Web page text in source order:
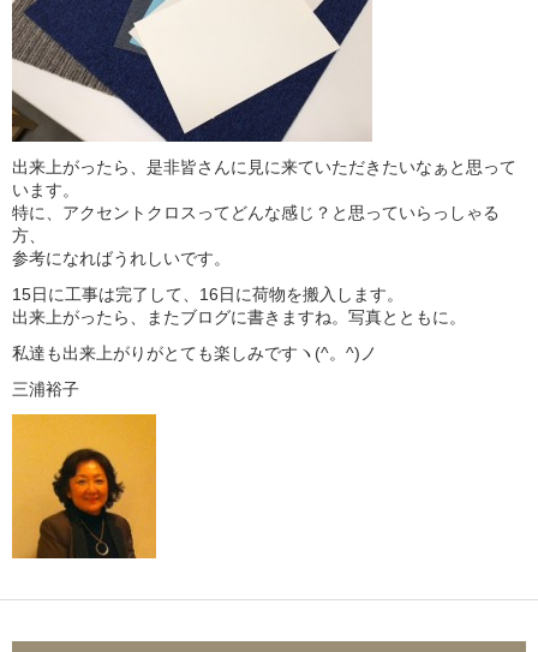
出来上がったら、是非皆さんに見に来ていただきたいなぁと思って
います。
特に、アクセントクロスってどんな感じ？と思っていらっしゃる
方、
参考になればうれしいです。
15日に工事は完了して、16日に荷物を搬入します。
出来上がったら、またブログに書きますね。写真とともに。
私達も出来上がりがとても楽しみですヽ(^。^)ノ
三浦裕子